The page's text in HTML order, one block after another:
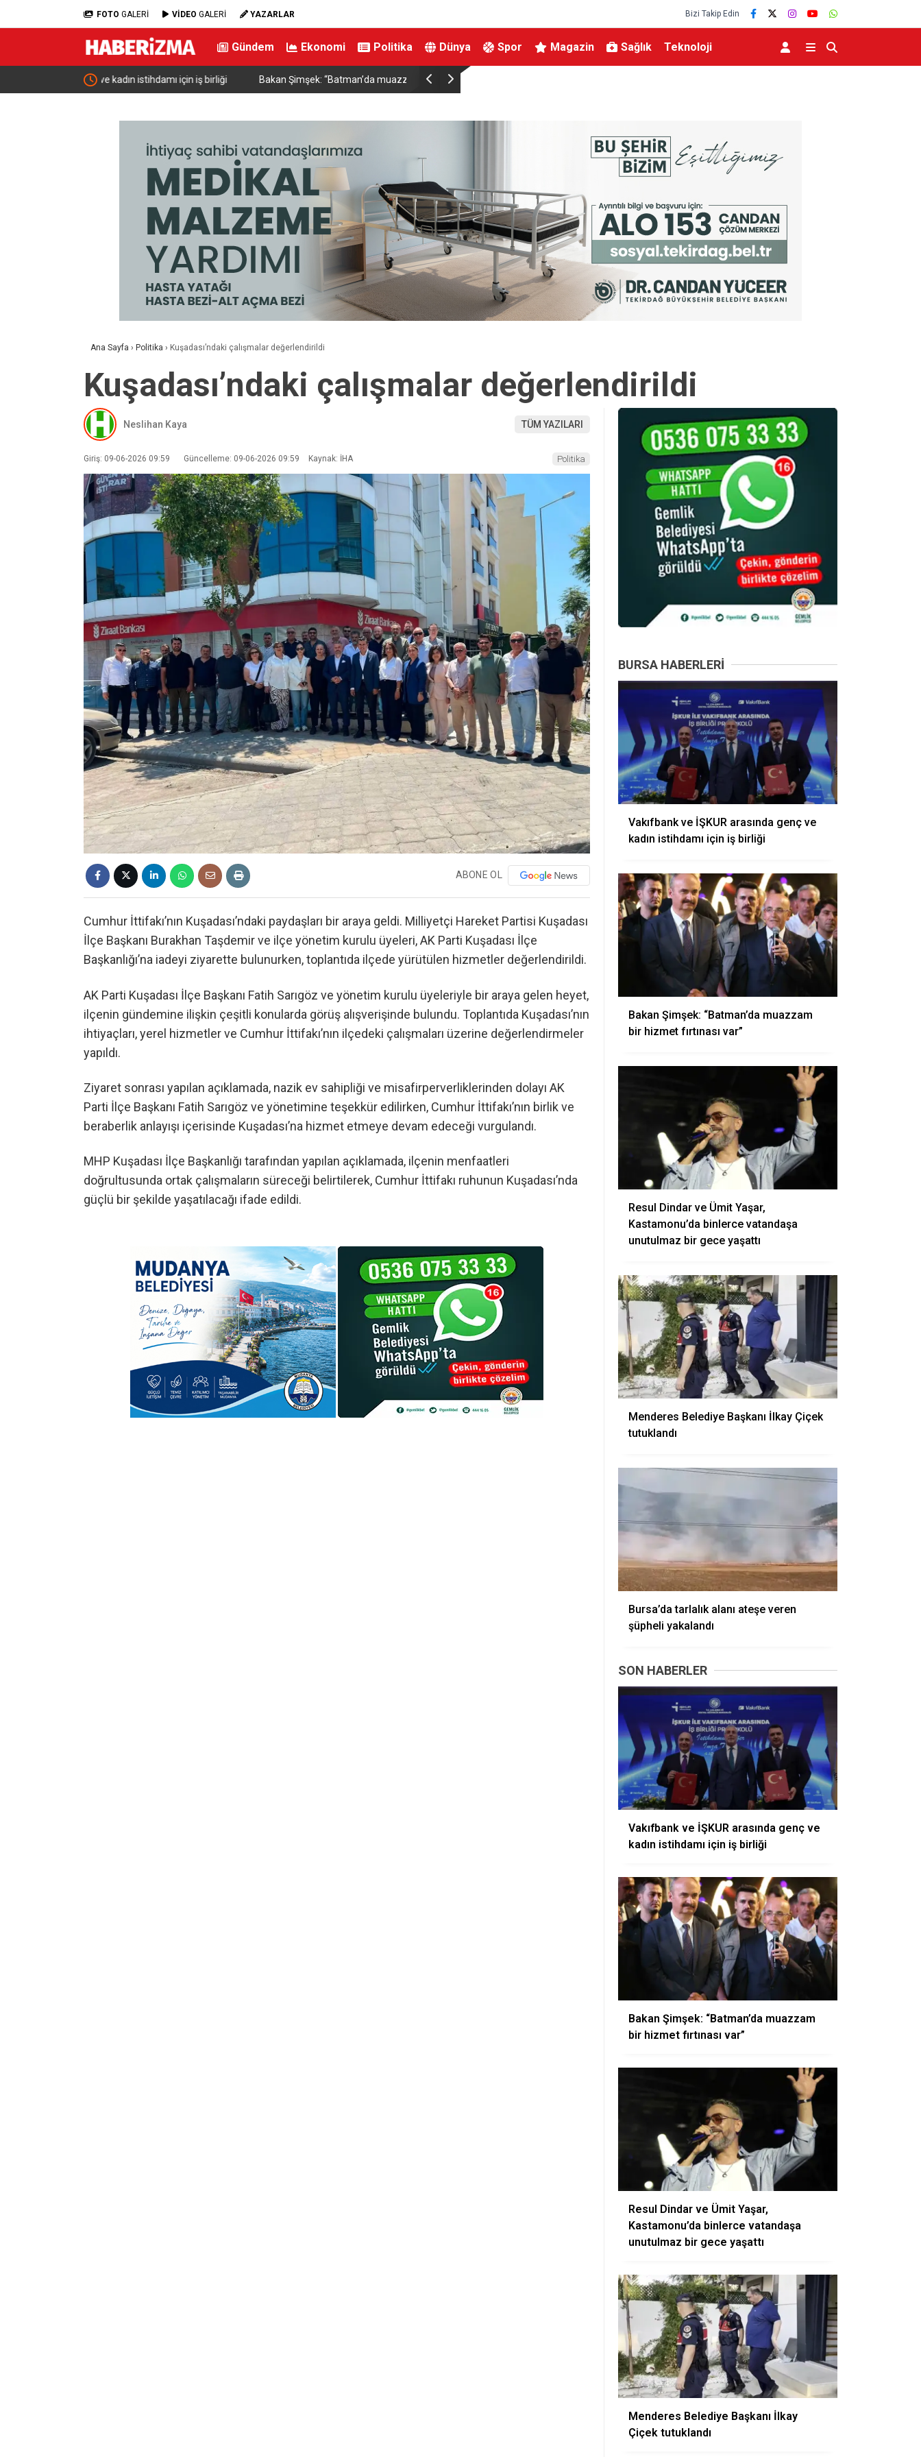
FOTO GALERİ VİDEO GALERİ YAZARLAR Bizi Takip Edin
Gündem Ekonomi Politika Dünya Spor Magazin Sağlık Teknoloji
Bakan Şimşek: “Batman’da muazzam bir hizmet fırtınası var” Resul Dindar ve Ümit Yaşar, Kastamonu’da binlerce vatandaşa
Ana Sayfa › Politika › Kuşadası’ndaki çalışmalar değerlendirildi
Kuşadası’ndaki çalışmalar değerlendirildi
Neslihan Kaya TÜM YAZILARI
Giriş: 09-06-2026 09:59 Güncelleme: 09-06-2026 09:59 Kaynak: İHA Politika
ABONE OL
Cumhur İttifakı’nın Kuşadası’ndaki paydaşları bir araya geldi. Milliyetçi Hareket Partisi Kuşadası
İlçe Başkanı Burakhan Taşdemir ve ilçe yönetim kurulu üyeleri, AK Parti Kuşadası İlçe
Başkanlığı’na iadeyi ziyarette bulunurken, toplantıda ilçede yürütülen hizmetler değerlendirildi.
AK Parti Kuşadası İlçe Başkanı Fatih Sarıgöz ve yönetim kurulu üyeleriyle bir araya gelen heyet,
ilçenin gündemine ilişkin çeşitli konularda görüş alışverişinde bulundu. Toplantıda Kuşadası’nın
ihtiyaçları, yerel hizmetler ve Cumhur İttifakı’nın ilçedeki çalışmaları üzerine değerlendirmeler
yapıldı.
Ziyaret sonrası yapılan açıklamada, nazik ev sahipliği ve misafirperverliklerinden dolayı AK
Parti İlçe Başkanı Fatih Sarıgöz ve yönetimine teşekkür edilirken, Cumhur İttifakı’nın birlik ve
beraberlik anlayışı içerisinde Kuşadası’na hizmet etmeye devam edeceği vurgulandı.
MHP Kuşadası İlçe Başkanlığı tarafından yapılan açıklamada, ilçenin menfaatleri
doğrultusunda ortak çalışmaların süreceği belirtilerek, Cumhur İttifakı ruhunun Kuşadası’nda
güçlü bir şekilde yaşatılacağı ifade edildi.
BURSA HABERLERI
Vakıfbank ve İŞKUR arasında genç ve
kadın istihdamı için iş birliği
Bakan Şimşek: “Batman’da muazzam
bir hizmet fırtınası var”
Resul Dindar ve Ümit Yaşar,
Kastamonu’da binlerce vatandaşa
unutulmaz bir gece yaşattı
Menderes Belediye Başkanı İlkay Çiçek
tutuklandı
Bursa’da tarlalık alanı ateşe veren
şüpheli yakalandı
SON HABERLER
Vakıfbank ve İŞKUR arasında genç ve
kadın istihdamı için iş birliği
Bakan Şimşek: “Batman’da muazzam
bir hizmet fırtınası var”
Resul Dindar ve Ümit Yaşar,
Kastamonu’da binlerce vatandaşa
unutulmaz bir gece yaşattı
Menderes Belediye Başkanı İlkay
Çiçek tutuklandı